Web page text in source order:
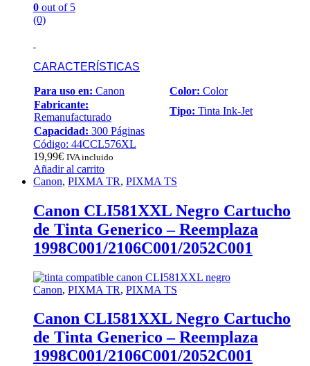
0 out of 5
(0)
CARACTERÍSTICAS
Para uso en: Canon Color: Color
Fabricante:
Remanufacturado
Tipo: Tinta Ink-Jet
Capacidad: 300 Páginas
Código: 44CCL576XL
19,99€ IVA incluido
Añadir al carrito
Canon, PIXMA TR, PIXMA TS
Canon CLI581XXL Negro Cartucho
de Tinta Generico – Reemplaza
1998C001/2106C001/2052C001
Canon, PIXMA TR, PIXMA TS
Canon CLI581XXL Negro Cartucho
de Tinta Generico – Reemplaza
1998C001/2106C001/2052C001